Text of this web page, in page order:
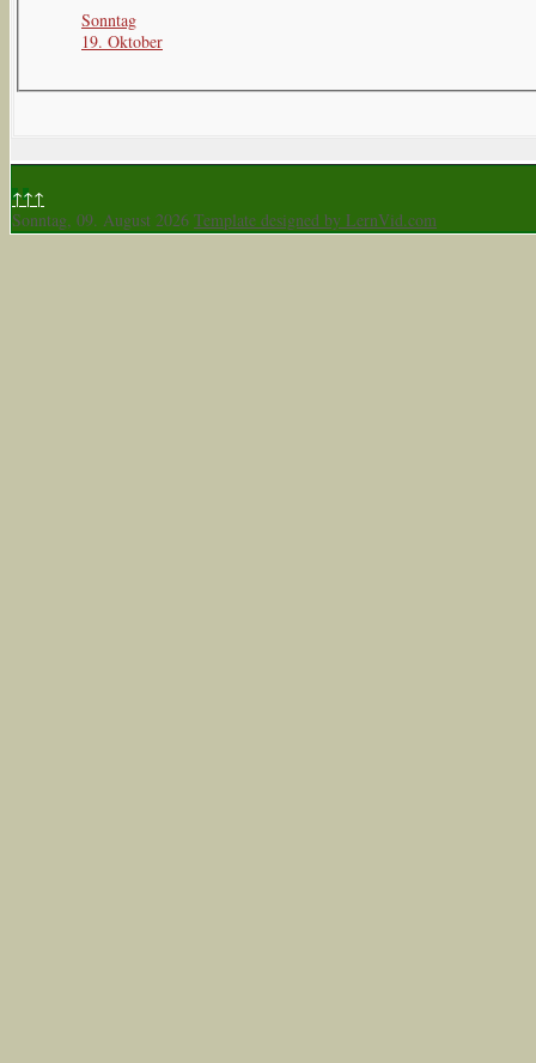
Sonntag
19. Oktober
↑↑↑
Sonntag, 09. August 2026 Template designed by LernVid.com